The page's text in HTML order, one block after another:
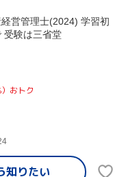
営管理士(2024) 学習初
受験は三省堂
おトク
知りたい